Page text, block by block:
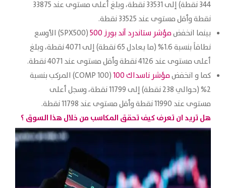
344 ‏نقطة) ‏إلى 33531 نقطة، وبلغ أعلى ‏مستوى عند 33875
نقطة ‏وأقل ‏مستوى ‏عند ‏‏33525 نقطة.‏
بينما انخفضمؤشر ستاندرد آند بورز 500
(SPX500) الأوسع
نطاقاً بنسبة 1.6% (ما يعادل 65 نقطة) ‏إلى 4071 نقطة، وبلغ
أعلى مستوى عند ‏‏4126 نقطة وأقل ‏مستوى ‏عند 4071 ‏نقطة.‏
كما و انخفضمؤشر ناسداك 100
(COMP 100) المركب بنسبة
2% (حوالي 238 نقطة) إلى 11799 نقطة، ‏وسجل أعلى
مستوى عند 11990 نقطة وأقل ‏مستوى عند 11798 نقطة.‏
هل تريد ان تعرف كيف تحقق المكاسب من خلال هذا السوق ؟